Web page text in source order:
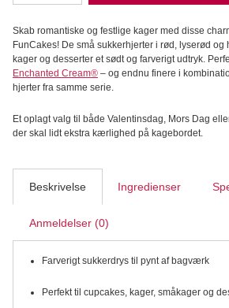
-
Hjerter
Rød,
Lyserød
og
Hvid
g
antal
Skab romantiske og festlige kager med disse
FunCakes! De små sukkerhjerter i rød, lyserød
kager og desserter et sødt og farverigt udtryk.
Enchanted Cream® – og endnu finere i
hjerter fra samme serie.
Et oplagt valg til både Valentinsdag, Mors Dag
der skal lidt ekstra kærlighed på kagebordet.
Beskrivelse Ingredienser
Anmeldelser (0)
Farverigt sukkerdrys til pynt af bagværk
Perfekt til cupcakes, kager, småkager og